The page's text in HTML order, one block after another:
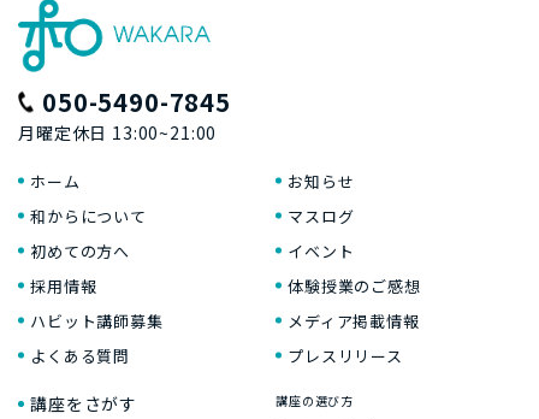
050-5490-7845
月曜定休日 13:00~21:00
ホーム
和からについて
初めての方へ
採用情報
ハビット講師募集
よくある質問
お知らせ
マスログ
イベント
体験授業のご感想
メディア掲載情報
プレスリリース
講座をさがす
講座の選び方